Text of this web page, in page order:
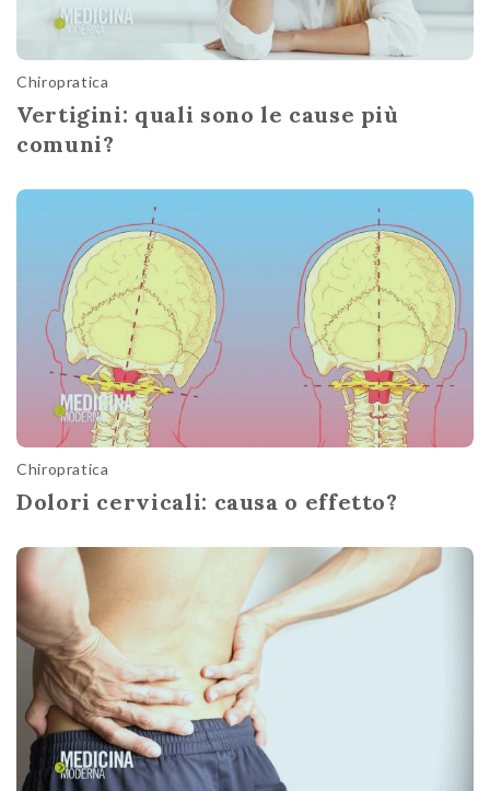
Chiropratica
Vertigini: quali sono le cause più
comuni?
Chiropratica
Dolori cervicali: causa o effetto?